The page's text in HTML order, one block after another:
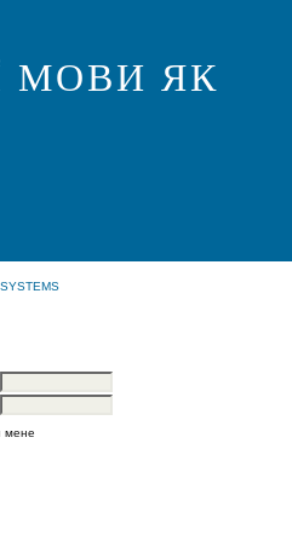
МОВИ ЯК
мене